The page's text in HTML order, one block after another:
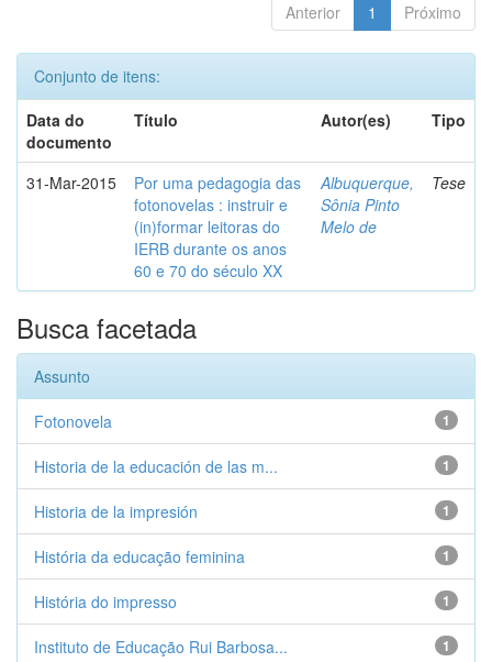
Anterior 1 Próximo
Conjunto de itens:
Data do
documento
Título Autor(es) Tipo
31-Mar-2015
Por uma pedagogia das
fotonovelas : instruir e
(in)formar leitoras do
IERB durante os anos
60 e 70 do século XX
Albuquerque,
Sônia Pinto
Melo de
Tese
Busca facetada
Assunto
1
Fotonovela
1
Historia de la educación de las m...
1
Historia de la impresión
1
História da educação feminina
1
História do impresso
1
Instituto de Educação Rui Barbosa...